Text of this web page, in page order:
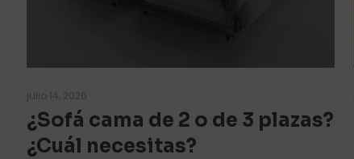
julio 14, 2026
¿Sofá cama de 2 o de 3 plazas?
¿Cuál necesitas?